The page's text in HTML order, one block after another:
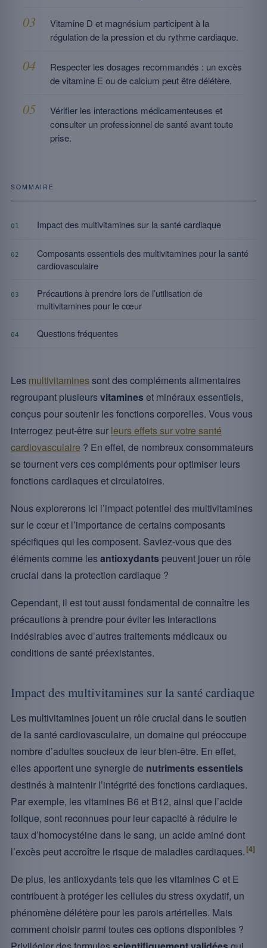
Vitamine D et magnésium participent à la
régulation de la pression et du rythme cardiaque.
Respecter les dosages recommandés : un excès
de vitamine E ou de calcium peut être délétère.
Vérifier les interactions médicamenteuses et
consulter un professionnel de santé avant toute
prise.
SOMMAIRE
01 Impact des multivitamines sur la santé cardiaque
02
Composants essentiels des multivitamines pour la santé
cardiovasculaire
03
Précautions à prendre lors de l’utilisation de
multivitamines pour le cœur
04 Questions fréquentes
Les multivitaminessont des compléments alimentaires
regroupant plusieursvitamineset minéraux essentiels,
conçus pour soutenir les fonctions corporelles. Vous vous
interrogez peut-être sur leurs effets sur votre santé
cardiovasculaire ? En effet, de nombreux consommateurs
se tournent vers ces compléments pour optimiser leurs
fonctions cardiaques et circulatoires.
Nous explorerons ici l’impact potentiel des multivitamines
sur le cœur et l’importance de certains composants
spécifiques qui les composent. Saviez-vous que des
éléments comme lesantioxydants peuvent jouer un rôle
crucial dans la protection cardiaque ?
Cependant, il est tout aussi fondamental de connaître les
précautions à prendre pour éviter les interactions
indésirables avec d’autres traitements médicaux ou
conditions de santé préexistantes.
Impact des multivitamines sur la santé cardiaque
Les multivitamines jouent un rôle crucial dans le soutien
de la santé cardiovasculaire, un domaine qui préoccupe
nombre d’adultes soucieux de leur bien-être. En effet,
elles apportent une synergie de nutriments essentiels
destinés à maintenir l’intégrité des fonctions cardiaques.
Par exemple, les vitamines B6 et B12, ainsi que l’acide
folique, sont reconnues pour leur capacité à réduire le
taux d’homocystéine dans le sang, un acide aminé dont
l’excès peut accroître le risque de maladies cardiaques.[4]
De plus, les antioxydants tels que les vitamines C et E
contribuent à protéger les cellules du stress oxydatif, un
phénomène délétère pour les parois artérielles. Mais
comment choisir parmi toutes ces options disponibles ?